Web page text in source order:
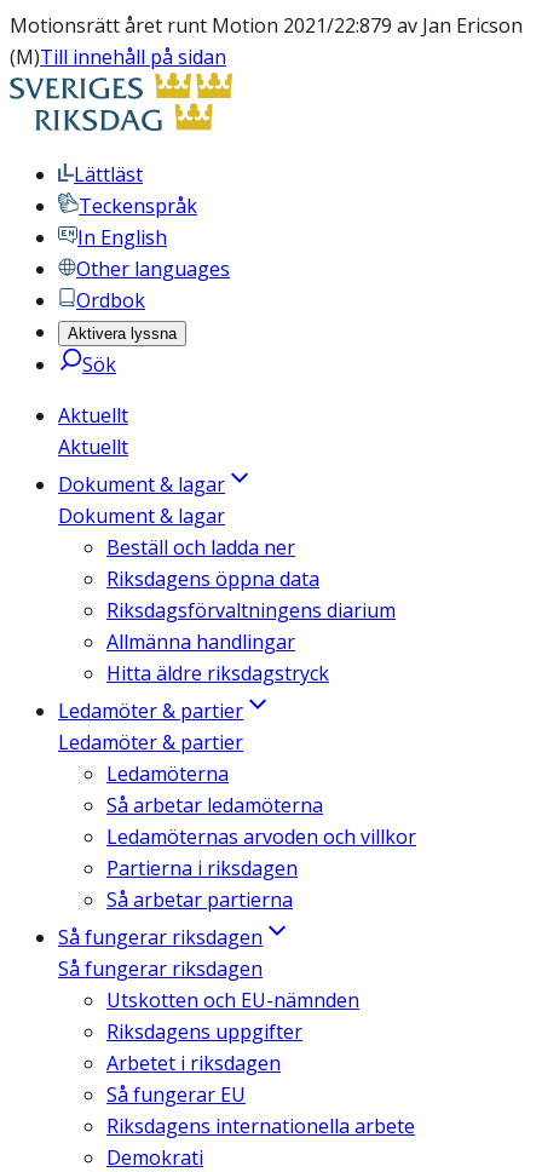
Motionsrätt året runt Motion 2021/22:879 av Jan Ericson
(M)Till innehåll på sidan
Lättläst
Teckenspråk
In English
Other languages
Ordbok
Aktivera lyssna
Sök
Aktuellt
Aktuellt
Dokument & lagar
Dokument & lagar
Beställ och ladda ner
Riksdagens öppna data
Riksdagsförvaltningens diarium
Allmänna handlingar
Hitta äldre riksdagstryck
Ledamöter & partier
Ledamöter & partier
Ledamöterna
Så arbetar ledamöterna
Ledamöternas arvoden och villkor
Partierna i riksdagen
Så arbetar partierna
Så fungerar riksdagen
Så fungerar riksdagen
Utskotten och EU-nämnden
Riksdagens uppgifter
Arbetet i riksdagen
Så fungerar EU
Riksdagens internationella arbete
Demokrati